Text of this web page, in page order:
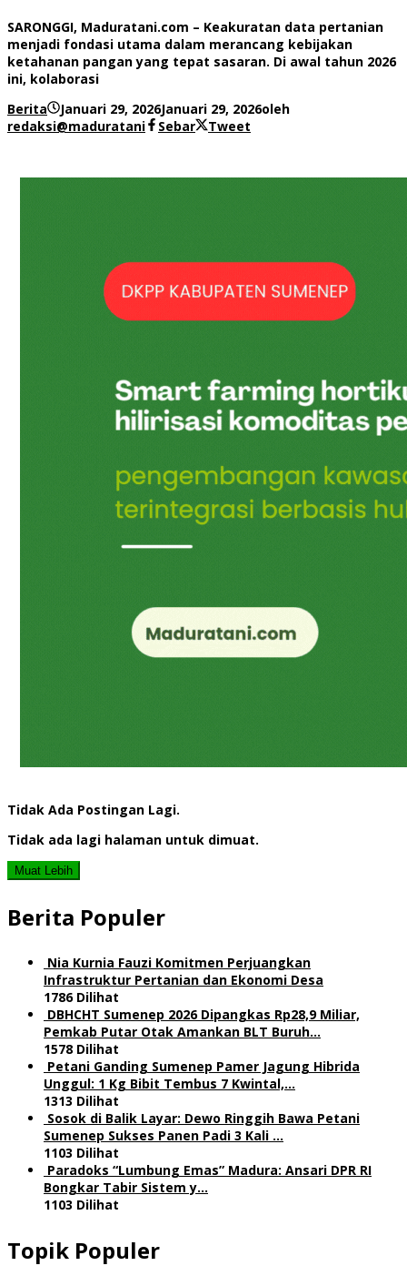
SARONGGI, Maduratani.com – Keakuratan data pertanian
menjadi fondasi utama dalam merancang kebijakan
ketahanan pangan yang tepat sasaran. Di awal tahun 2026
ini, kolaborasi
Berita
Januari 29, 2026Januari 29, 2026oleh
redaksi@maduratani
Sebar Tweet
Tidak Ada Postingan Lagi.
Tidak ada lagi halaman untuk dimuat.
Muat Lebih
Berita Populer
Nia Kurnia Fauzi Komitmen Perjuangkan
Infrastruktur Pertanian dan Ekonomi Desa
1786 Dilihat
DBHCHT Sumenep 2026 Dipangkas Rp28,9 Miliar,
Pemkab Putar Otak Amankan BLT Buruh…
1578 Dilihat
Petani Ganding Sumenep Pamer Jagung Hibrida
Unggul: 1 Kg Bibit Tembus 7 Kwintal,…
1313 Dilihat
Sosok di Balik Layar: Dewo Ringgih Bawa Petani
Sumenep Sukses Panen Padi 3 Kali …
1103 Dilihat
Paradoks “Lumbung Emas” Madura: Ansari DPR RI
Bongkar Tabir Sistem y…
1103 Dilihat
Topik Populer